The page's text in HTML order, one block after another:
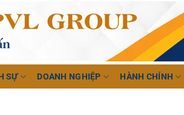
SỰ DOANH NGHIỆP HÀNH CHÍNH